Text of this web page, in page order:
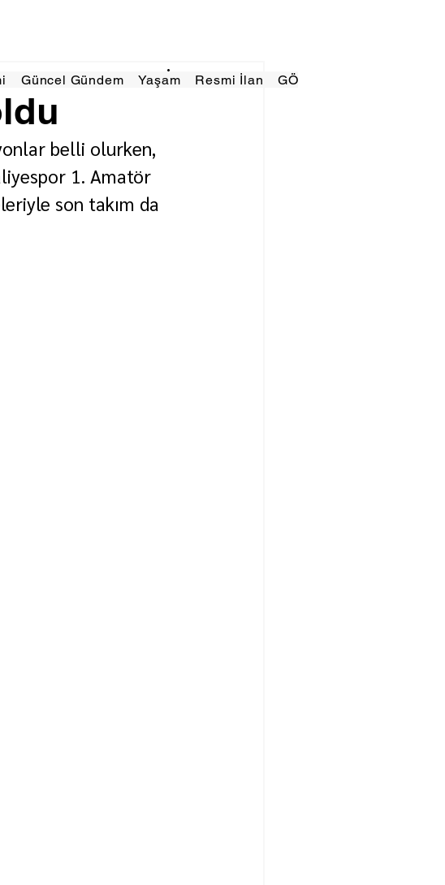
Güncel Gündem Yaşam Resmi İlan GÖRÜNÜMTV
belli olurken,
1. Amatör
son takım da